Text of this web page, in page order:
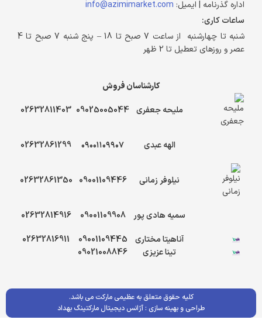
اداره گذرنامه | ایمیل: info@azimimarket.com
ساعات کاری:
شنبه تا چهارشنبه از ساعت 7 صبح تا 18 – پنج شنبه 7 صبح تا 4
عصر و روزهای تعطیل تا 2 ظهر
کارشناسان فروش
ملیحه جعفری 09025005044
02632811403
الهه عبدی ۰۹۰۰۱۱۰۹۹۰۷ 02632861299
نیلوفر زمانی 09001109446
02632861350
سمیه هادی پور 09001109908
02632814916
آناهیتا مختاری
09001109445
02632816911
تینا عزیزی
09021008846
کلیه حقوق متعلق به عظیمی مارکت می باشد.
طراحی و بهینه سازی : آژانس دیجیتال مارکتینگ بهداد